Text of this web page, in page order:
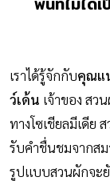
เราได้รู้จักกับคุณแ
ว์เด้น เจ้าของ ส
ทางโซเชียลมีเดีย
รับคำชื่นชมจากส
รูปแบบสวนผักจะยั